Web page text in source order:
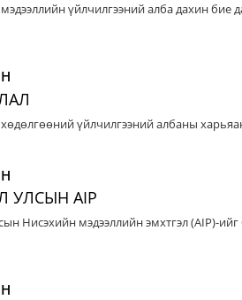
үйлчилгээний алба дахин бие
үйлчилгээний албаны
УЛСЫН AIP
Нисэхийн мэдээллийн эмхтгэл (AIP)-